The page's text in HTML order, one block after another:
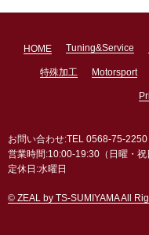
HOME Tuning&Service
特殊加工 Motorsport
お問い合わせ:TEL 0568-75-2250
営業時間:10:00-19:30（日曜・祝
定休日:水曜日
© ZEAL by TS-SUMIYAMA All